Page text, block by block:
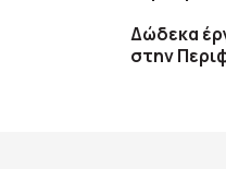
Δώδεκα
στην